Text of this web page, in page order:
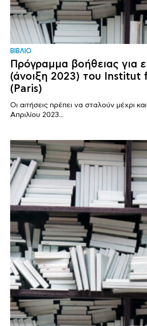
ΒΙΒΛΙΟ
Πρόγραμμα βοήθειας για
(άνοιξη 2023) του Institut
(Paris)
Οι αιτήσεις πρέπει να σταλούν μέχρι
Απριλίου 2023...